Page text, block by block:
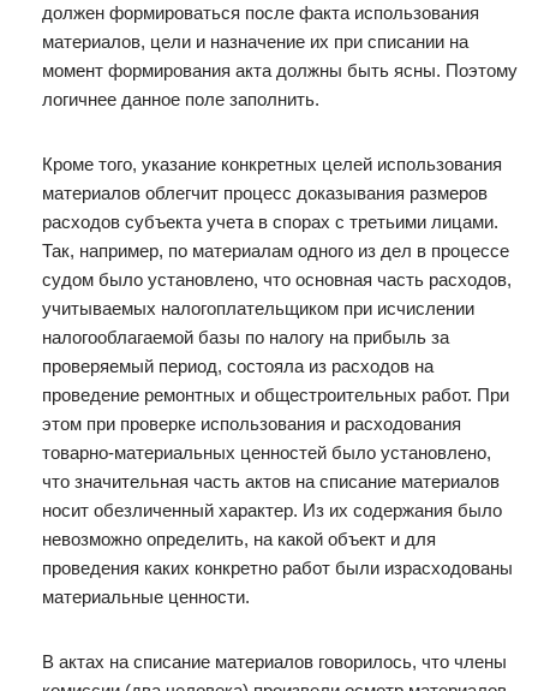
должен формироваться после факта использования
материалов, цели и назначение их при списании на
момент формирования акта должны быть ясны. Поэтому
логичнее данное поле заполнить.
Кроме того, указание конкретных целей использования
материалов облегчит процесс доказывания размеров
расходов субъекта учета в спорах с третьими лицами.
Так, например, по материалам одного из дел в процессе
судом было установлено, что основная часть расходов,
учитываемых налогоплательщиком при исчислении
налогооблагаемой базы по налогу на прибыль за
проверяемый период, состояла из расходов на
проведение ремонтных и общестроительных работ. При
этом при проверке использования и расходования
товарно-материальных ценностей было установлено,
что значительная часть актов на списание материалов
носит обезличенный характер. Из их содержания было
невозможно определить, на какой объект и для
проведения каких конкретно работ были израсходованы
материальные ценности.
В актах на списание материалов говорилось, что члены